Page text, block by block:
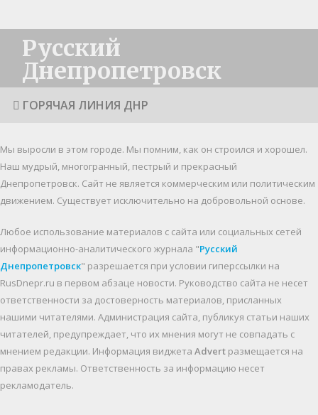
Русский
Днепропетровск
ГОРЯЧАЯ ЛИНИЯ ДНР
Мы выросли в этом городе. Мы помним, как он строился и хорошел.
Наш мудрый, многогранный, пестрый и прекрасный
Днепропетровск. Cайт не является коммерческим или политическим
движением. Существует исключительно на добровольной основе.
Любое использование материалов c сайта или социальных сетей
информационно-аналитического журнала "Русский
Днепропетровск" разрешается при условии гиперссылки на
RusDnepr.ru в первом абзаце новости. Руководство сайта не несет
ответственности за достоверность материалов, присланных
нашими читателями. Администрация сайта, публикуя статьи наших
читателей, предупреждает, что их мнения могут не совпадать с
мнением редакции. Информация виджета Advert размещается на
правах рекламы. Ответственность за информацию несет
рекламодатель.